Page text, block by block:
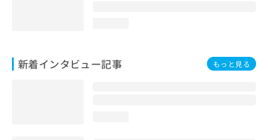
新着インタビュー記事 もっと見る